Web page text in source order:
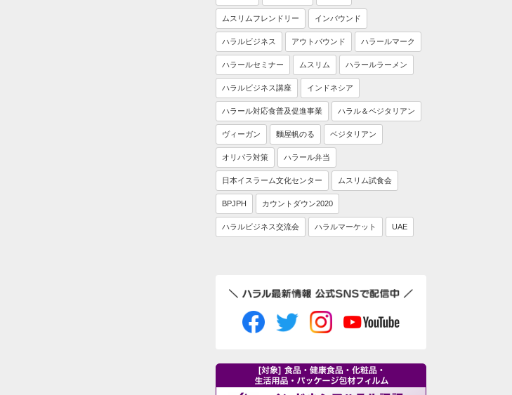
ムスリムフレンドリー インバウンド
ハラルビジネス アウトバウンド ハラールマーク
ハラールセミナー ムスリム ハラールラーメン
ハラルビジネス講座 インドネシア
ハラール対応食普及促進事業 ハラル＆ベジタリアン
ヴィーガン 麵屋帆のる ベジタリアン
オリパラ対策 ハラール弁当
日本イスラーム文化センター ムスリム試食会
BPJPH カウントダウン2020
ハラルビジネス交流会 ハラルマーケット UAE